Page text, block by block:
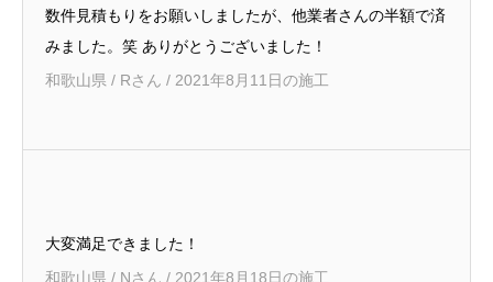
数件見積もりをお願いしましたが、他業者さんの半額で済
みました。笑 ありがとうございました！
和歌山県 / Rさん / 2021年8月11日の施工
大変満足できました！
和歌山県 / Nさん / 2021年8月18日の施工